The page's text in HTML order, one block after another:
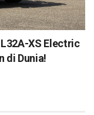
XS Electric
di Dunia!